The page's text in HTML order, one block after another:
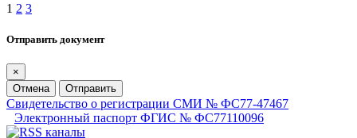
1 2 3
Отправить документ
×
Отмена
Отправить
Свидетельство о регистрации СМИ № ФС77-47467
Электронный паспорт ФГИС № ФС77110096